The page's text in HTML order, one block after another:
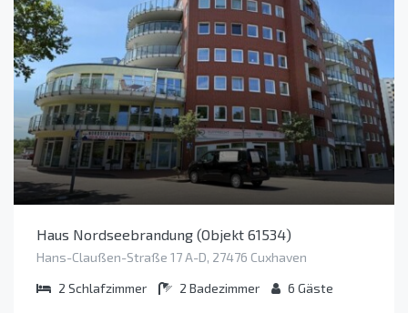
Haus Nordseebrandung (Objekt 61534)
Hans-Claußen-Straße 17 A-D, 27476 Cuxhaven
2 Schlafzimmer 2 Badezimmer 6 Gäste